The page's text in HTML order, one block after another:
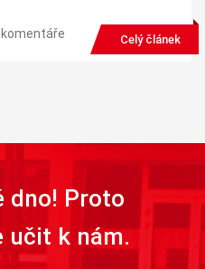
Celý článek
dno! Proto
učit k nám.